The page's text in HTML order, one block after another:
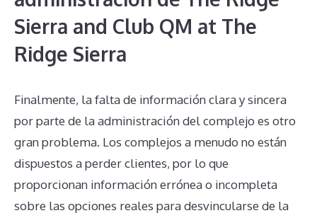
Sierra and Club QM at The
Ridge Sierra
Finalmente, la falta de información clara y sincera
por parte de la administración del complejo es otro
gran problema. Los complejos a menudo no están
dispuestos a perder clientes, por lo que
proporcionan información errónea o incompleta
sobre las opciones reales para desvincularse de la